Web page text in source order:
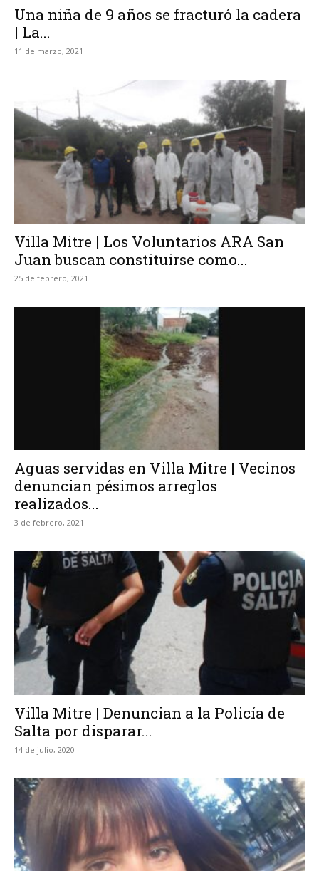
Una niña de 9 años se fracturó la cadera
| La...
11 de marzo, 2021
Villa Mitre | Los Voluntarios ARA San
Juan buscan constituirse como...
25 de febrero, 2021
Aguas servidas en Villa Mitre | Vecinos
denuncian pésimos arreglos
realizados...
3 de febrero, 2021
Villa Mitre | Denuncian a la Policía de
Salta por disparar...
14 de julio, 2020